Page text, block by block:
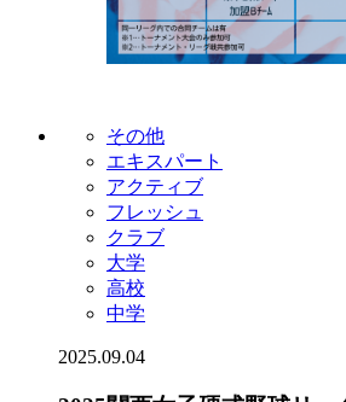
その他
エキスパート
アクティブ
フレッシュ
クラブ
大学
高校
中学
2025.09.04